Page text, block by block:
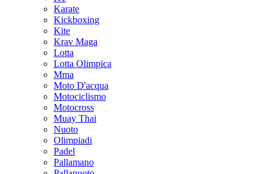
Karate
Kickboxing
Kite
Krav Maga
Lotta
Lotta Olimpica
Mma
Moto D'acqua
Motociclismo
Motocross
Muay Thai
Nuoto
Olimpiadi
Padel
Pallamano